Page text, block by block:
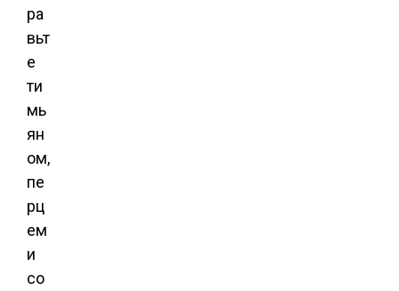
ра
вьт
е
ти
мь
ян
ом,
пе
рц
ем
и
со